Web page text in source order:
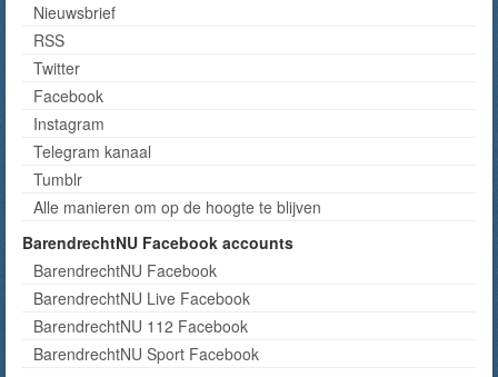
Nieuwsbrief
RSS
Twitter
Facebook
Instagram
Telegram kanaal
Tumblr
Alle manieren om op de hoogte te blijven
BarendrechtNU Facebook accounts
BarendrechtNU Facebook
BarendrechtNU Live Facebook
BarendrechtNU 112 Facebook
BarendrechtNU Sport Facebook